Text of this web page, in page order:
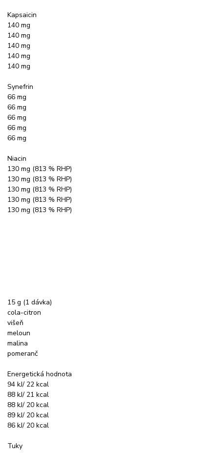
Kapsaicin
140 mg
140 mg
140 mg
140 mg
140 mg
Synefrin
66 mg
66 mg
66 mg
66 mg
66 mg
Niacin
130 mg (813 % RHP)
130 mg (813 % RHP)
130 mg (813 % RHP)
130 mg (813 % RHP)
130 mg (813 % RHP)
15 g (1 dávka)
cola-citron
višeň
meloun
malina
pomeranč
Energetická hodnota
94 kJ/ 22 kcal
88 kJ/ 21 kcal
88 kJ/ 20 kcal
89 kJ/ 20 kcal
86 kJ/ 20 kcal
Tuky